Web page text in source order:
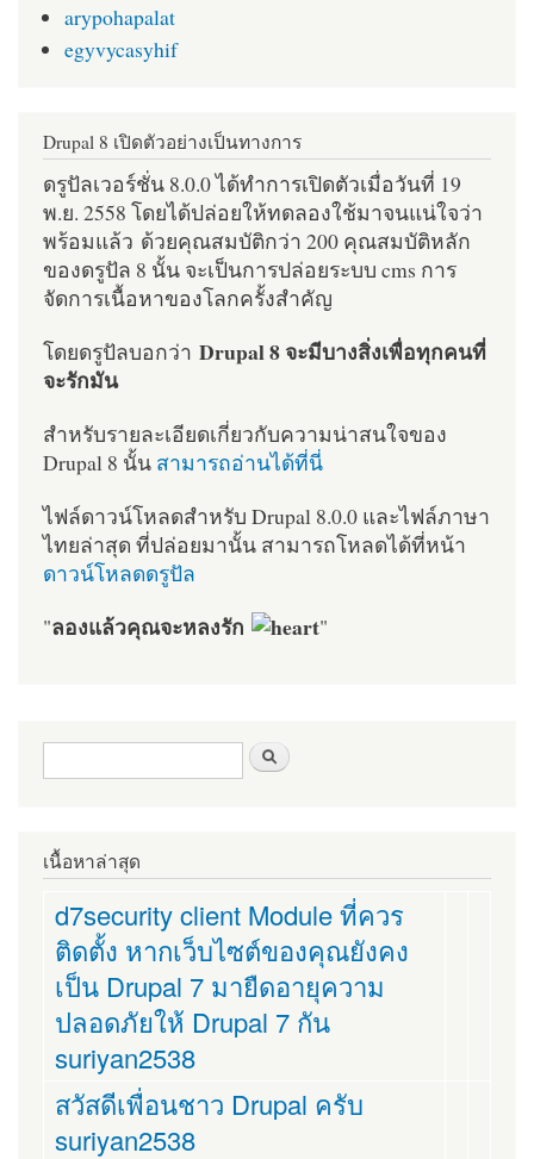
arypohapalat
egyvycasyhif
Drupal 8 เปิดตัวอย่างเป็นทางการ
ดรูปัลเวอร์ชั่น 8.0.0 ได้ทำการเปิดตัวเมื่อวันที่ 19
พ.ย. 2558 โดยได้ปล่อยให้ทดลองใช้มาจนแน่ใจว่า
พร้อมแล้ว ด้วยคุณสมบัติกว่า 200 คุณสมบัติหลัก
ของดรูปัล 8 นั้น จะเป็นการปล่อยระบบ cms การ
จัดการเนื้อหาของโลกครั้งสำคัญ
โดยดรูปัลบอกว่า Drupal 8 จะมีบางสิ่งเพื่อทุกคนที่
จะรักมัน
สำหรับรายละเอียดเกี่ยวกับความน่าสนใจของ
Drupal 8 นั้น สามารถอ่านได้ที่นี่
ไฟล์ดาวน์โหลดสำหรับ Drupal 8.0.0 และไฟล์ภาษา
ไทยล่าสุด ที่ปล่อยมานั้น สามารถโหลดได้ที่หน้า
ดาวน์โหลดดรูปัล
"ลองแล้วคุณจะหลงรัก "
ฟอร์มค้นหา
เนื้อหาล่าสุด
d7security client Module ที่ควร
ติดตั้ง หากเว็บไซต์ของคุณยังคง
เป็น Drupal 7 มายืดอายุความ
ปลอดภัยให้ Drupal 7 กัน
suriyan2538
สวัสดีเพื่อนชาว Drupal ครับ
suriyan2538